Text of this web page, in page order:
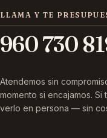
LLAMA Y TE
960 730
Atendemos sin
momento si encajamos.
verlo en persona — sin